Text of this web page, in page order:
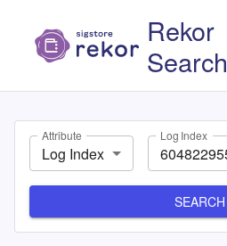
Rekor
Search
Attribute
Log Index
Log Index
SEARCH